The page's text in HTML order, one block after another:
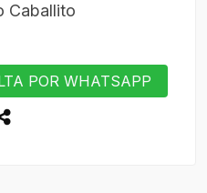
Caballito
POR WHATSAPP